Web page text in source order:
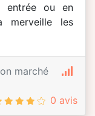
entrée ou en
merveille les
marché
0 avis